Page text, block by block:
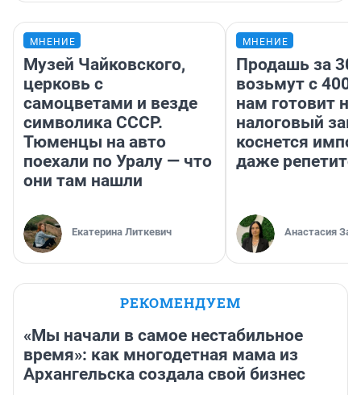
МНЕНИЕ
Музей Чайковского,
церковь с
самоцветами и везде
символика СССР.
Тюменцы на авто
поехали по Уралу — что
они там нашли
Екатерина Литкевич
МНЕНИЕ
Продашь за
возьмут с
нам готовит
налоговый
коснется
даже
Анастасия
РЕКОМЕНДУЕМ
«Мы начали в самое нестабильное
время»: как многодетная мама из
Архангельска создала свой бизнес